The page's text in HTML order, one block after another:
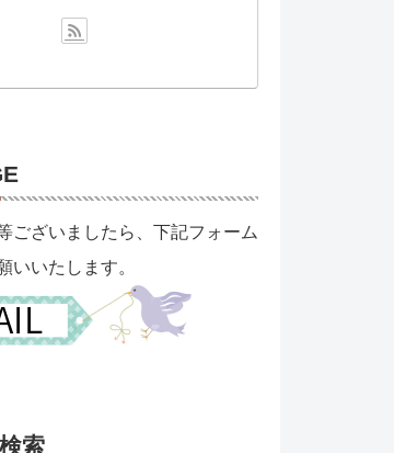
ございましたら、下記フォーム
いいたします。
索